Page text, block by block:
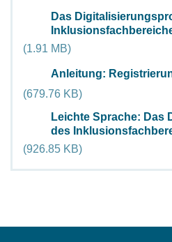
Document
Das
(1.91 MB)
Document
Anleitung:
(679.76 KB)
DocumentLeichte Sprache: Das
des
(926.85 KB)